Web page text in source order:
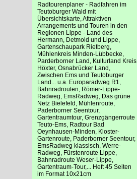
Radtourenplaner - Radfahren im
Teutoburger Wald mit
Übersichtskarte, Attraktiven
Arrangements und Touren in den
Regionen Lippe - Land des
Hermann, Detmold und Lippe,
Gartenschaupark Rietberg,
Mühlenkreis Minden-Lübbecke,
Parderborner Land, Kulturland Kreis
Höxter, Osnabrücker Land,
Zwischen Ems und Teutoburger
Land... u.a. Europaradweg R1,
Bahnradrouten, Römer-Lippe-
Radweg, EmsRadweg, Das grüne
Netz Bielefeld, Mühlenroute,
Paderborner Seentour,
Gartentraumtour, Grenzgängerroute
Teuto-Ems, Radtour Bad
Oeynhausen-Minden, Kloster-
Gartenroute, Paderborner Seentour,
EmsRadweg klassisch, Werre-
Radweg, Fürstenroute Lippe,
Bahnradroute Weser-Lippe,
Gartentraum-Tour,... Heft 45 Seiten
im Format 10x21cm